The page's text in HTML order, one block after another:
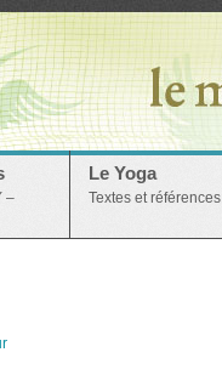
–
Le Yoga
Textes et références